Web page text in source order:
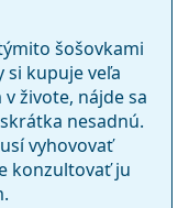
šošovkami
si kupuje veľa
živote, nájde sa
nesadnú.
vyhovovať
konzultovať ju